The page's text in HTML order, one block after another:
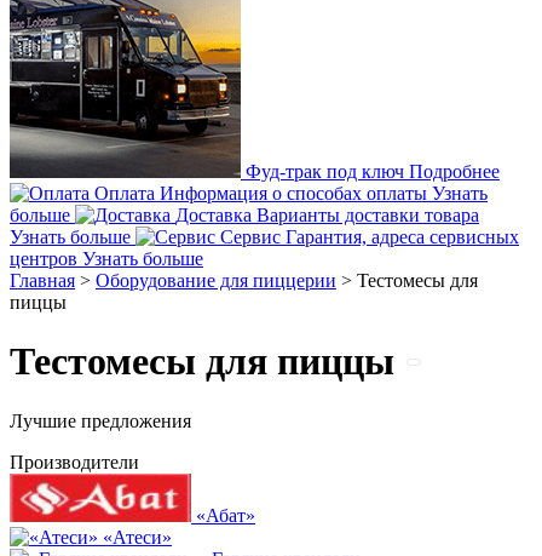
Фуд-трак под ключ Подробнее
Оплата Информация о способах оплаты Узнать
больше
Доставка Варианты доставки товара
Узнать больше
Сервис Гарантия, адреса сервисных
центров Узнать больше
Главная > Оборудование для пиццерии > Тестомесы для
пиццы
Тестомесы для пиццы
Лучшие предложения
Производители
«Абат»
«Атеси»